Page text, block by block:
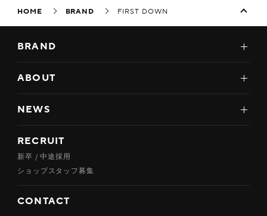
HOME BRAND FIRST DOWN
BRAND
ABOUT
NEWS
RECRUIT
新卒 / 中途採用
ショップスタッフ募集
CONTACT